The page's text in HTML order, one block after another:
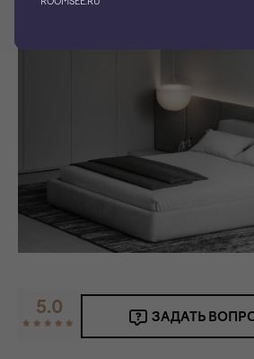
Фото производителя
5.0 ЗАДАТЬ